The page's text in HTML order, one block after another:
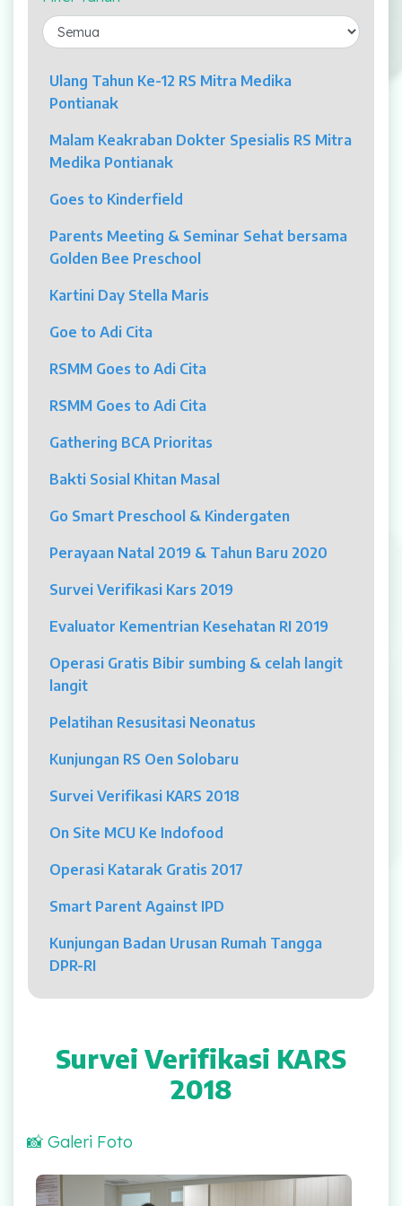
Laparaskopi
OCT
Eye Care
Multi Slice CT-Scan 128 Slices
Mamografi
Klinik Andrologi
Klinik Nyeri
Dokter
Jadwal Dokter
Sunday Clinic
Dokter Spesialis
Dokter Umum
Pelayanan
Rawat Jalan
Rawat Inap
Kamar Operasi
Rehabilitasi Medik
UGD
Laboratorium
Ulang Tahun Ke-12 RS Mitra Medika
Pontianak
Malam Keakraban Dokter Spesialis RS Mitra
Medika Pontianak
Goes to Kinderfield
Parents Meeting & Seminar Sehat bersama
Golden Bee Preschool
Kartini Day Stella Maris
Goe to Adi Cita
RSMM Goes to Adi Cita
RSMM Goes to Adi Cita
Gathering BCA Prioritas
Bakti Sosial Khitan Masal
Go Smart Preschool & Kindergaten
Perayaan Natal 2019 & Tahun Baru 2020
Survei Verifikasi Kars 2019
Evaluator Kementrian Kesehatan RI 2019
Operasi Gratis Bibir sumbing & celah langit
langit
Pelatihan Resusitasi Neonatus
Kunjungan RS Oen Solobaru
Survei Verifikasi KARS 2018
On Site MCU Ke Indofood
Operasi Katarak Gratis 2017
Smart Parent Against IPD
Kunjungan Badan Urusan Rumah Tangga
DPR-RI
Survei Verifikasi KARS
2018
📸 Galeri Foto
Survei Verifikasi KARS 2018